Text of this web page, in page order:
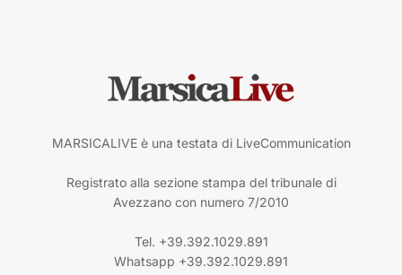
MARSICALIVE è una testata di LiveCommunication
Registrato alla sezione stampa del tribunale di
Avezzano con numero 7/2010
Tel. +39.392.1029.891
Whatsapp +39.392.1029.891